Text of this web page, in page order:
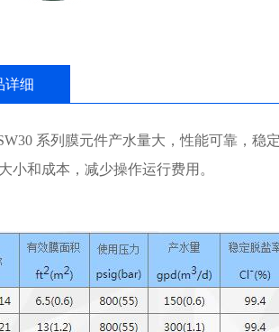
详细
系列膜元件产水量大，性能可靠，稳
小和成本，减少操作运行费用。